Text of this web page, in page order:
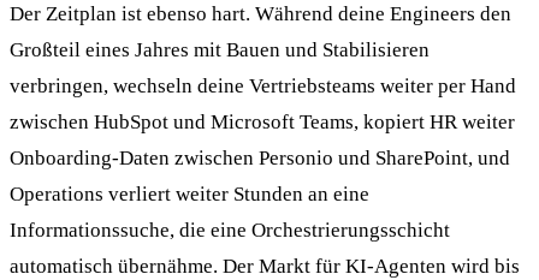
Der Zeitplan ist ebenso hart. Während deine Engineers den
Großteil eines Jahres mit Bauen und Stabilisieren
verbringen, wechseln deine Vertriebsteams weiter per Hand
zwischen HubSpot und Microsoft Teams, kopiert HR weiter
Onboarding-Daten zwischen Personio und SharePoint, und
Operations verliert weiter Stunden an eine
Informationssuche, die eine Orchestrierungsschicht
automatisch übernähme. Der Markt für KI-Agenten wird bis